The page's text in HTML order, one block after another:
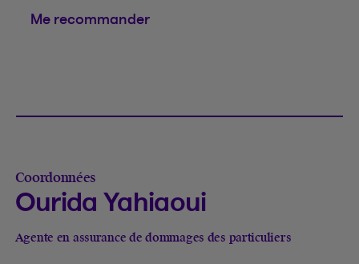
Me recommander
Coordonnées
Ourida Yahiaoui
Agente en assurance de dommages des particuliers